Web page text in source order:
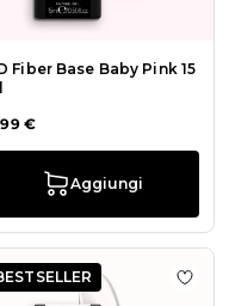
Fiber Base Baby Pink 15
€
Aggiungi
wishlist HD Fiber